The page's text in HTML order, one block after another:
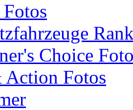
Choice
Fotos